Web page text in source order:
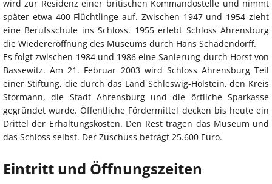
wird zur Residenz einer britischen Kommandostelle und nimmt
später etwa 400 Flüchtlinge auf. Zwischen 1947 und 1954 zieht
eine Berufsschule ins Schloss. 1955 erlebt Schloss Ahrensburg
die Wiedereröffnung des Museums durch Hans Schadendorff.
Es folgt zwischen 1984 und 1986 eine Sanierung durch Horst von
Bassewitz. Am 21. Februar 2003 wird Schloss Ahrensburg Teil
einer Stiftung, die durch das Land Schleswig-Holstein, den Kreis
Stormann, die Stadt Ahrensburg und die örtliche Sparkasse
gegründet wurde. Öffentliche Fördermittel decken bis heute ein
Drittel der Erhaltungskosten. Den Rest tragen das Museum und
das Schloss selbst. Der Zuschuss beträgt 25.600 Euro.
Eintritt und Öffnungszeiten